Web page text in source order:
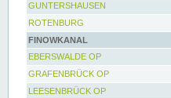
GUNTERSHAUSEN
ROTENBURG
FINOWKANAL
EBERSWALDE OP
GRAFENBRÜCK OP
LEESENBRÜCK OP